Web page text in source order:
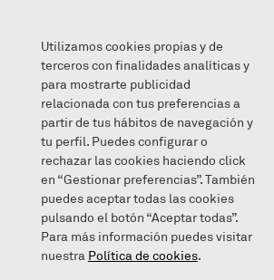
Berriak/Sahararako elikagaiak biltzen
January 31, 2025
Utilizamos cookies propias y de
terceros con finalidades analíticas y
para mostrarte publicidad
relacionada con tus preferencias a
partir de tus hábitos de navegación y
tu perfil. Puedes configurar o
rechazar las cookies haciendo click
en “Gestionar preferencias”. También
puedes aceptar todas las cookies
pulsando el botón “Aceptar todas”.
Para más información puedes visitar
nuestra Política de cookies.